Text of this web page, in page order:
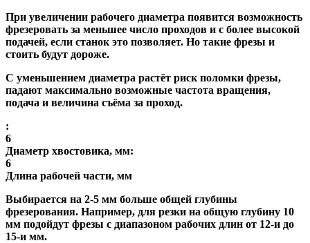
При увеличении рабочего диаметра появится возможность
фрезеровать за меньшее число проходов и с более высокой
подачей, если станок это позволяет. Но такие фрезы и
стоить будут дороже.
С уменьшением диаметра растёт риск поломки фрезы,
падают максимально возможные частота вращения,
подача и величина съёма за проход.
:
6
Диаметр хвостовика, мм:
6
Длина рабочей части, мм
Выбирается на 2-5 мм больше общей глубины
фрезерования. Например, для резки на общую глубину 10
мм подойдут фрезы с диапазоном рабочих длин от 12-и до
15-и мм.